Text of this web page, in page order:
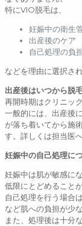
特にVIO脱毛は、
妊娠中の衛生
出産後のケア
自己処理の負
などを理由に選択さ
出産後はいつから脱
再開時期はクリニッ
一般的には、出産後
が落ち着いてから施
す。詳しくは担当医
妊娠中の自己処理に
妊娠中は肌が敏感に
低限にとどめること
自己処理を行う場合
など肌への負担が少
また、処理後は十分